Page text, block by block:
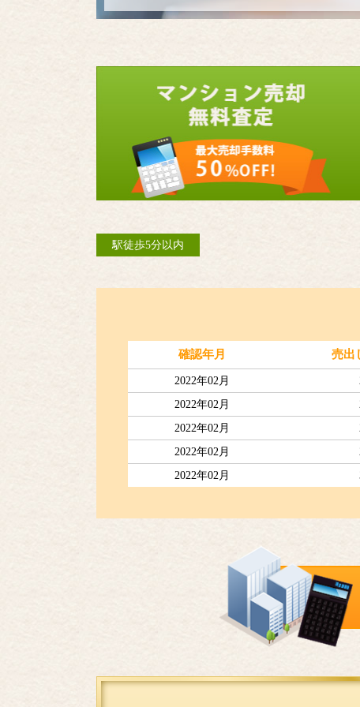
駅徒歩5分以内
確認年月 売出
2022年02月
2022年02月
2022年02月
2022年02月
2022年02月